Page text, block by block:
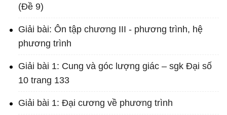
(Đề 9)
Giải bài: Ôn tập chương III - phương trình, hệ
phương trình
Giải bài 1: Cung và góc lượng giác – sgk Đại số
10 trang 133
Giải bài 1: Đại cương về phương trình